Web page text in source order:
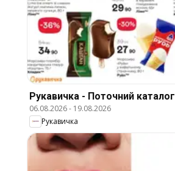
Рукавичка - Поточний каталог
06.08.2026- 19.08.2026
Рукавичка